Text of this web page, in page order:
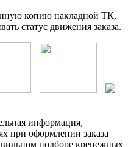
копию накладной ТК,
статус движения заказа.
информация,
при оформлении заказа
подборе крепежных